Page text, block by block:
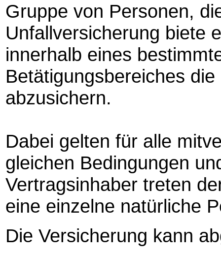
Gruppe von Personen,
Unfallversicherung biete
innerhalb eines
Betätigungsbereiches
abzusichern.
Dabei gelten für alle
gleichen Bedingungen
Vertragsinhaber treten
eine einzelne natürliche
Die Versicherung kann